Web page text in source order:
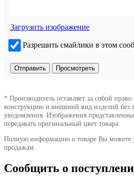
Загрузить изображение
Разрешить смайлики в этом
* Производитель оставляет за собой
конструкцию и внешний вид изделий без
уведомления. Изображения
передавать оригинальный цвет товара.
Полную информацию о товаре Вы можете
продажам.
Сообщить о